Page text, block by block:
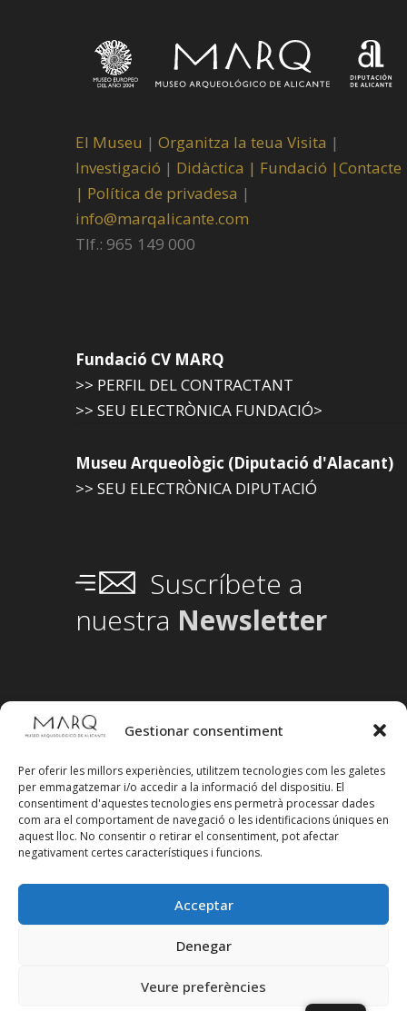
Gestionar consentiment
Per oferir les millors experiències, utilitzem tecnologies com les galetes
per emmagatzemar i/o accedir a la informació del dispositiu. El
consentiment d'aquestes tecnologies ens permetrà processar dades
com ara el comportament de navegació o les identificacions úniques en
aquest lloc. No consentir o retirar el consentiment, pot afectar
negativament certes característiques i funcions.
Acceptar
Denegar
Veure preferències
El Museu | Organitza la teua Visita |
Investigació | Didàctica | Fundació |Contacte
| Política de privadesa |
info@marqalicante.com
Tlf.: 965 149 000
Fundació CV MARQ
>> PERFIL DEL CONTRACTANT
>> SEU ELECTRÒNICA FUNDACIÓ>
Museu Arqueològic (Diputació d'Alacant)
>> SEU ELECTRÒNICA DIPUTACIÓ
Suscríbete a
nuestra Newsletter
Segueix-nos en xarxes socials